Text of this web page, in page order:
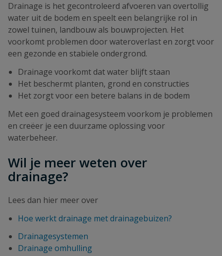
Drainage is het gecontroleerd afvoeren van overtollig
water uit de bodem en speelt een belangrijke rol in
zowel tuinen, landbouw als bouwprojecten. Het
voorkomt problemen door wateroverlast en zorgt voor
een gezonde en stabiele ondergrond.
Drainage voorkomt dat water blijft staan
Het beschermt planten, grond en constructies
Het zorgt voor een betere balans in de bodem
Met een goed drainagesysteem voorkom je problemen
en creëer je een duurzame oplossing voor
waterbeheer.
Wil je meer weten over
drainage?
Lees dan hier meer over
Hoe werkt drainage met drainagebuizen?
Drainagesystemen
Drainage omhulling